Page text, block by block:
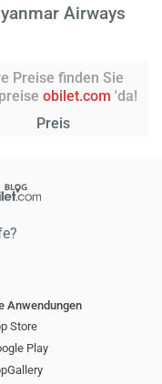
Airways
Preise finden Sie
obilet.com 'da!
Preis
Anwendungen
Store
Play